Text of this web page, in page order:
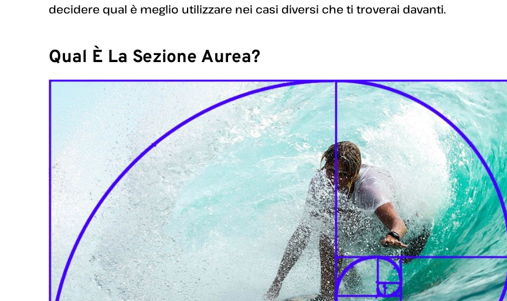
decidere qual è meglio utilizzare nei casi diversi che ti troverai davanti.
Qual È La Sezione Aurea?